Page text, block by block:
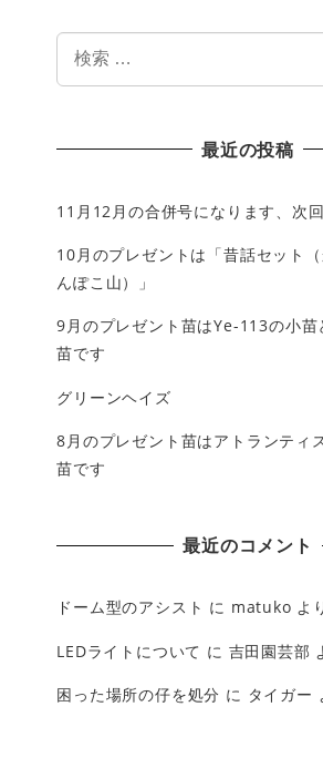
最近の投稿
11月12月の合併号になります、次回
10月のプレゼントは「昔話セット
んぽこ山）」
9月のプレゼント苗はYe-113の小苗
苗です
グリーンヘイズ
8月のプレゼント苗はアトランティ
苗です
最近のコメント
ドーム型のアシスト に matuko よ
LEDライトについて に 吉田園芸部
困った場所の仔を処分 に タイガー